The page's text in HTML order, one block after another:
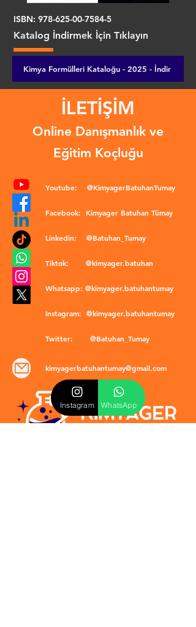
ISBN: 978-625-00-7584-5
Katalog İndirmek İçin Tıklayın
Kimya Formülleri Kataloğu - 2025 - İndir
İLETİŞİM
Online Danışmanlık ve
Eğitim Koçluğu
Youtube: @KimyagerBatuhanTumay
Facebook: Kimyager Batuhan Tümay
Linkedin: @Batuhan_Tumay
Tiktok: @kimyager.batuhan
Whatsapp: @kimyager.batuhantumay
Instagram: @kimyager.batuhantumay
Twitter: @Batuhan_Tumay
kimyagerbatuhantumay@gmail.com
Instagram WhatsApp